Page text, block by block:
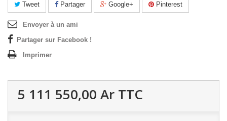
Tweet Partager Google+ Pinterest
Envoyer à un ami
Partager sur Facebook !
Imprimer
5 111 550,00 Ar TTC